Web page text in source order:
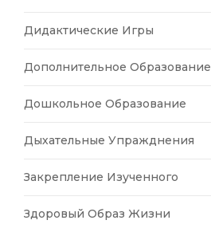
Дидактические Игры
Дополнительное Образование
Дошкольное Образование
Дыхательные Упражднения
Закрепление Изученного
Здоровый Образ Жизни